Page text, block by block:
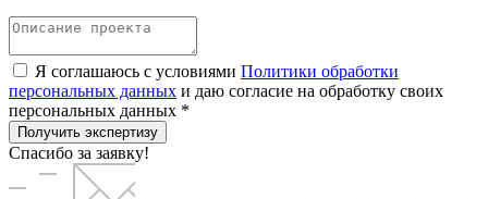
Я соглашаюсь с условиями Политики обработки
персональных данных и даю согласие на обработку своих
персональных данных *
Получить экспертизу
Спасибо за заявку!